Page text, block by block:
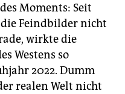
Moments: Seit
Feindbilder nicht
wirkte die
Westens so
2022. Dumm
realen Welt nicht